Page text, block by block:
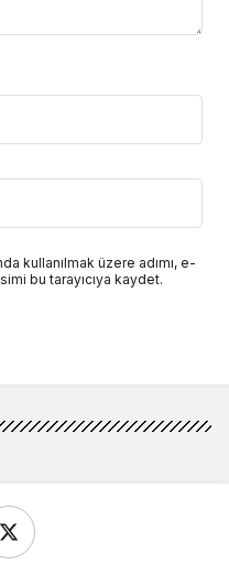
kullanılmak üzere adımı, e-
bu tarayıcıya kaydet.